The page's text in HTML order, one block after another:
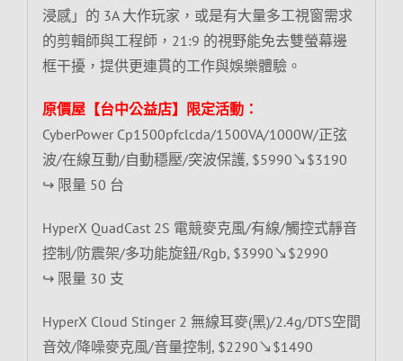
浸感」的 3A 大作玩家，或是有大量多工視窗需求
的剪輯師與工程師，21:9 的視野能免去雙螢幕邊
框干擾，提供更連貫的工作與娛樂體驗。
原價屋【台中公益店】限定活動：
CyberPower Cp1500pfclcda/1500VA/1000W/正弦
波/在線互動/自動穩壓/突波保護, $5990↘$3190
↪ 限量 50 台
HyperX QuadCast 2S 電競麥克風/有線/觸控式靜音
控制/防震架/多功能旋鈕/Rgb, $3990↘$2990
↪ 限量 30 支
HyperX Cloud Stinger 2 無線耳麥(黑)/2.4g/DTS空間
音效/降噪麥克風/音量控制, $2290↘$1490